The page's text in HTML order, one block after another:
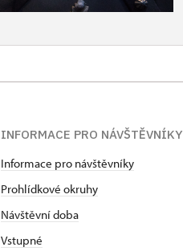
INFORMACE PRO NÁVŠTĚVNÍKY
Informace pro návštěvníky
Prohlídkové okruhy
Návštěvní doba
Vstupné